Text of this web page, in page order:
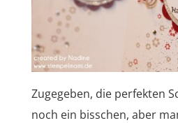
Zugegeben, die perfekten
noch ein bisschen, aber